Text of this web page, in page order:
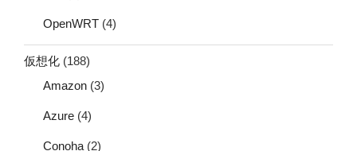
OpenWRT (4)
仮想化 (188)
Amazon (3)
Azure (4)
Conoha (2)